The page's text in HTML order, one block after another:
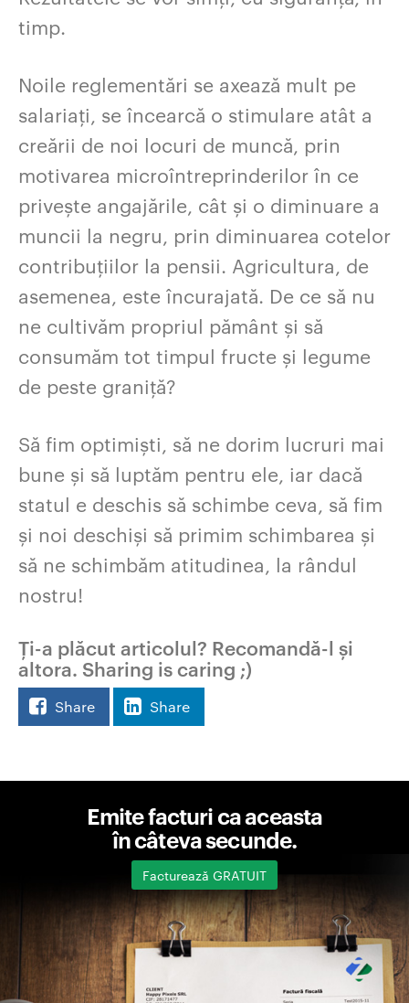
timp.
Noile reglementări se axează mult pe
salariați, se încearcă o stimulare atât a
creării de noi locuri de muncă, prin
motivarea microîntreprinderilor în ce
privește angajările, cât și o diminuare a
muncii la negru, prin diminuarea cotelor
contribuțiilor la pensii. Agricultura, de
asemenea, este încurajată. De ce să nu
ne cultivăm propriul pământ și să
consumăm tot timpul fructe și legume
de peste graniță?
Să fim optimiști, să ne dorim lucruri mai
bune și să luptăm pentru ele, iar dacă
statul e deschis să schimbe ceva, să fim
și noi deschiși să primim schimbarea și
să ne schimbăm atitudinea, la rândul
nostru!
Ți-a plăcut articolul? Recomandă-l și
altora. Sharing is caring ;)
Share Share
Emite facturi ca aceasta
în câteva secunde.
Facturează GRATUIT